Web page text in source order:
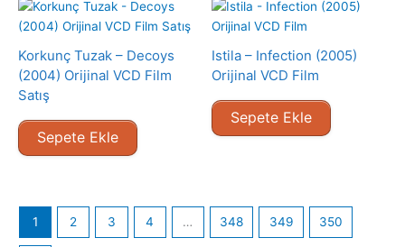
Korkunç Tuzak – Decoys
(2004) Orijinal VCD Film
Satış
Sepete Ekle
Istila – Infection (2005)
Orijinal VCD Film
Sepete Ekle
1 2 3 4 … 348 349 350